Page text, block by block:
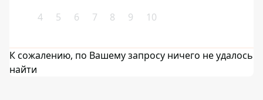
4 5 6 7 8 9 10
К сожалению, по Вашему запросу ничего не удалось
найти